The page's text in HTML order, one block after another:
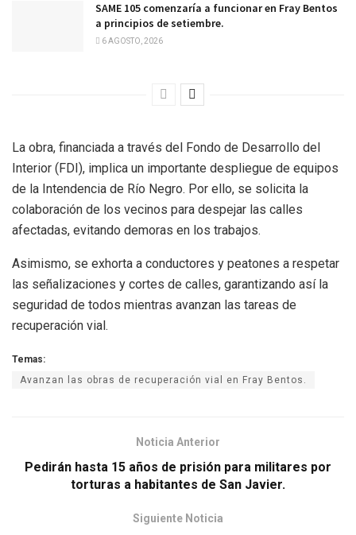
SAME 105 comenzaría a funcionar en Fray Bentos
a principios de setiembre.
6 AGOSTO, 2026
La obra, financiada a través del Fondo de Desarrollo del
Interior (FDI), implica un importante despliegue de equipos
de la Intendencia de Río Negro. Por ello, se solicita la
colaboración de los vecinos para despejar las calles
afectadas, evitando demoras en los trabajos.
Asimismo, se exhorta a conductores y peatones a respetar
las señalizaciones y cortes de calles, garantizando así la
seguridad de todos mientras avanzan las tareas de
recuperación vial.
Temas:
Avanzan las obras de recuperación vial en Fray Bentos.
Noticia Anterior
Pedirán hasta 15 años de prisión para militares por
torturas a habitantes de San Javier.
Siguiente Noticia